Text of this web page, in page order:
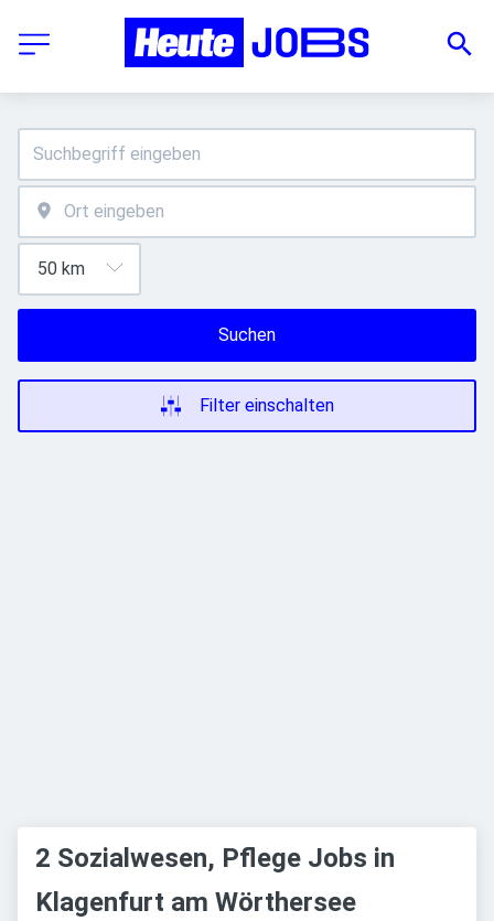
Suchen
Filter einschalten
2 Sozialwesen, Pflege Jobs in
Klagenfurt am Wörthersee